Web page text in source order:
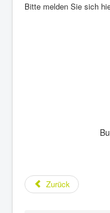
Stellen
Bitte melden Sie sich
Zurück